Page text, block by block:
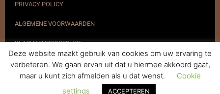
PRIVACY POLICY
ALGEMENE VOORWAARDEN
KLACHTENPROCEDURE
VERZENDEN & RETOURNEREN
Deze website maakt gebruik van cookies om uw ervaring te
verbeteren. We gaan ervan uit dat u hiermee akkoord gaat,
maar u kunt zich afmelden als u dat wenst.
Cookie
settings
ACCEPTEREN